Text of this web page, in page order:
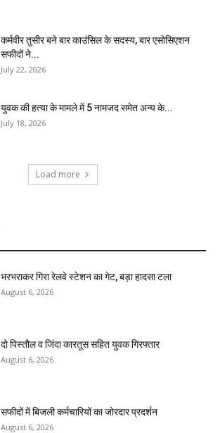
कर्मवीर तुसीर बने बार काउंसिल के सदस्य, बार एसोसिएशन
सफीदों ने...
July 22, 2026
युवक की हत्या के मामले में 5 नामजद समेत अन्य के...
July 18, 2026
Load more
भरभराकर गिरा रेलवे स्टेशन का गेट, बड़ा हादसा टला
August 6, 2026
दो पिस्तौल व जिंदा कारतूस सहित युवक गिरफ्तार
August 6, 2026
सफीदों में बिजली कर्मचारियों का जोरदार प्रदर्शन
August 6, 2026